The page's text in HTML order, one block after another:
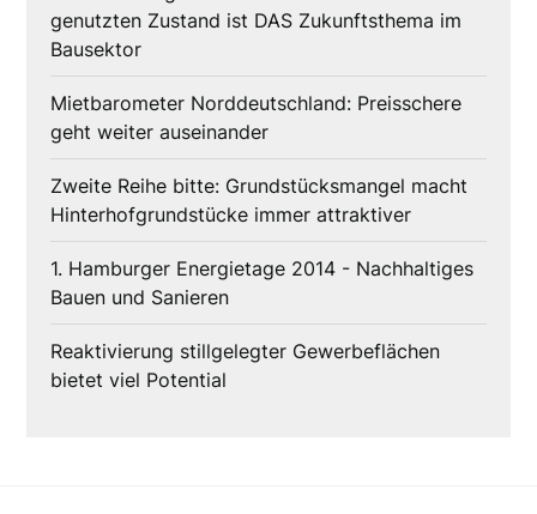
genutzten Zustand ist DAS Zukunftsthema im
Bausektor
Mietbarometer Norddeutschland: Preisschere
geht weiter auseinander
Zweite Reihe bitte: Grundstücksmangel macht
Hinterhofgrundstücke immer attraktiver
1. Hamburger Energietage 2014 - Nachhaltiges
Bauen und Sanieren
Reaktivierung stillgelegter Gewerbeflächen
bietet viel Potential